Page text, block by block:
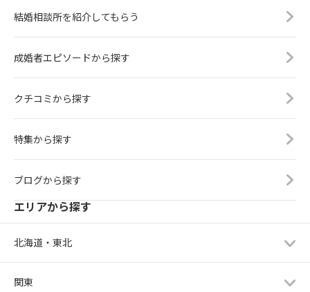
結婚相談所を紹介してもらう
成婚者エピソードから探す
クチコミから探す
特集から探す
ブログから探す
エリアから探す
北海道・東北
関東